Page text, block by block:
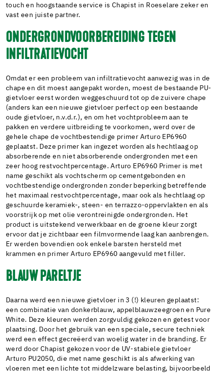
touch en hoogstaande service is Chapist in Roeselare zeker en
vast een juiste partner.
ONDERGRONDVOORBEREIDING TEGEN
INFILTRATIEVOCHT
Omdat er een probleem van infiltratievocht aanwezig was in de
chape en dit moest aangepakt worden, moest de bestaande PU-
gietvloer eerst worden weggeschuurd tot op de zuivere chape
(anders kan een nieuwe gietvloer perfect op een bestaande
oude gietvloer, n.v.d.r.), en om het vochtprobleem aan te
pakken en verdere uitbreiding te voorkomen, werd over de
gehele chape de vochtbestendige primer Arturo EP6960
geplaatst. Deze primer kan ingezet worden als hechtlaag op
absorberende en niet absorberende ondergronden met een
zeer hoog restvochtpercentage. Arturo EP6960 Primer is met
name geschikt als vochtscherm op cementgebonden en
vochtbestendige ondergronden zonder beperking betreffende
het maximaal restvochtpercentage, maar ook als hechtlaag op
geschuurde keramiek-, steen- en terrazzo-oppervlakten en als
voorstrijk op met olie verontreinigde ondergronden. Het
product is uitstekend verwerkbaar en de groene kleur zorgt
ervoor dat je zichtbaar een filmvormende laag kan aanbrengen.
Er werden bovendien ook enkele barsten hersteld met
krammen en primer Arturo EP6960 aangevuld met filler.
BLAUW PARELTJE
Daarna werd een nieuwe gietvloer in 3 (!) kleuren geplaatst:
een combinatie van donkerblauw, appelblauwzeegroen en Pure
White. Deze kleuren werden zorgvuldig gekozen en getest voor
plaatsing. Door het gebruik van een speciale, secure techniek
werd een effect gecreëerd van woelig water in de branding. Er
werd door Chapist gekozen voor de UV-stabiele gietvloer
Arturo PU2050, die met name geschikt is als afwerking van
vloeren met een lichte tot middelzware belasting, bijvoorbeeld